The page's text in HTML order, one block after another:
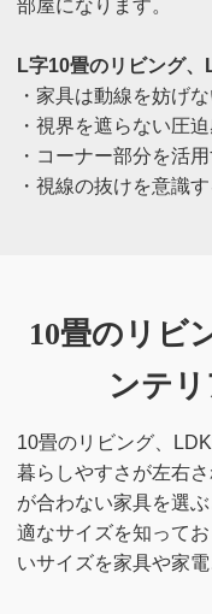
部屋になります。
L字10畳のリビング
・家具は動線を妨げ
・視界を遮らない圧
・コーナー部分を活
・視線の抜けを意識す
10畳のリビ
ンテ
10畳のリビング、
暮らしやすさが左右
が合わない家具を選
適なサイズを知って
いサイズを家具や家電